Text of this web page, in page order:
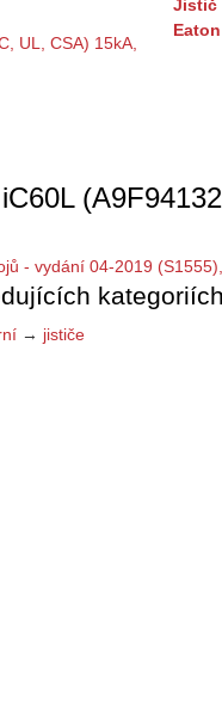
Jistič
- vydání 04-2019
→ jističe